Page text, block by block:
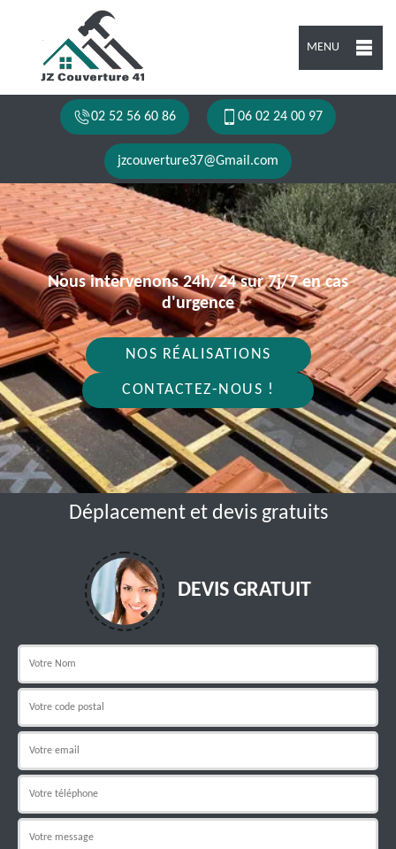
MENU
02 52 56 60 86 06 02 24 00 97
jzcouverture37@Gmail.com
Nous intervenons 24h/24 sur 7j/7 en cas
d'urgence
NOS RÉALISATIONS
CONTACTEZ-NOUS !
Déplacement et devis gratuits
DEVIS GRATUIT